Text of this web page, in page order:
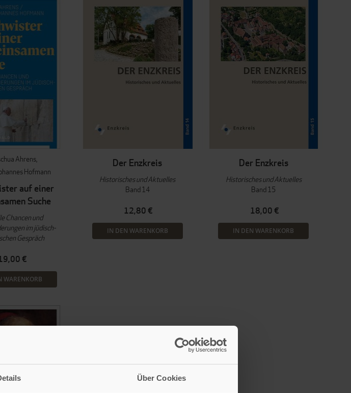
Über Cookies
Ahrens
Hofmann
auf einer
Suche
Chancen und
im jüdisch-
Gespräch
€
WARENKORB
Der Enzkreis
Historisches und Aktuelles
Band 14
12,80 €
IN DEN WARENKORB
Der Enzkreis
Historisches und Aktuelles
Band 15
18,00 €
IN DEN WARENKORB